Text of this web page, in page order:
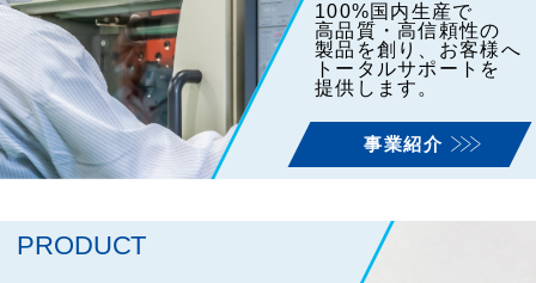
100%国内生産で
高品質・高信頼性の
製品を創り、 お客様へ
トータルサポートを
提供します。
事業紹介
PRODUCT